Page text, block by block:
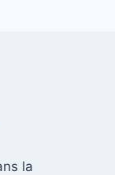
la